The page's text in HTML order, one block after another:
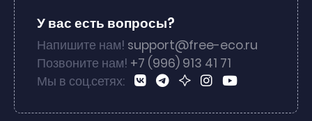
У вас есть вопросы?
Напишите нам! support@free-eco.ru
Позвоните нам! +7 (996) 913 41 71
Мы в соц.сетях: